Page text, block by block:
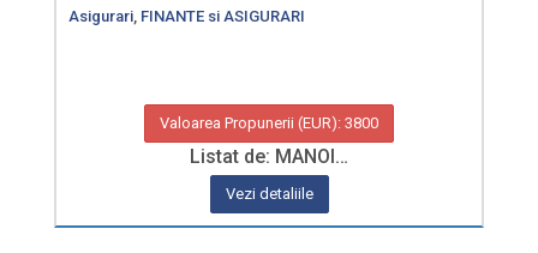
Asigurari, FINANTE si ASIGURARI
Valoarea Propunerii (EUR): 3800
Listat de: MANOI…
Vezi detaliile